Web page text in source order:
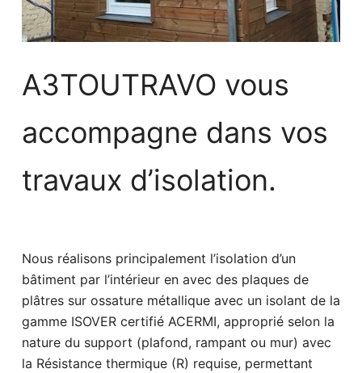
A3TOUTRAVO vous
accompagne dans vos
travaux d’isolation.
Nous réalisons principalement l’isolation d’un
bâtiment par l’intérieur en avec des plaques de
plâtres sur ossature métallique avec un isolant de la
gamme ISOVER certifié ACERMI, approprié selon la
nature du support (plafond, rampant ou mur) avec
la Résistance thermique (R) requise, permettant